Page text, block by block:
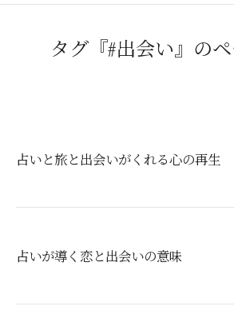
タグ『#出会い』の
占いと旅と出会いがくれる心の再生
占いが導く恋と出会いの意味